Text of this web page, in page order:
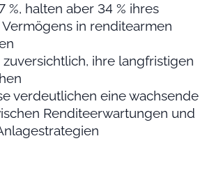
%, halten aber 34 % ihres
in renditearmen
zuversichtlich, ihre langfristigen
verdeutlichen eine wachsende
Renditeerwartungen und